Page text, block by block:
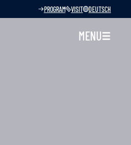
PROGRAM VISIT DEUTSCH
MENU